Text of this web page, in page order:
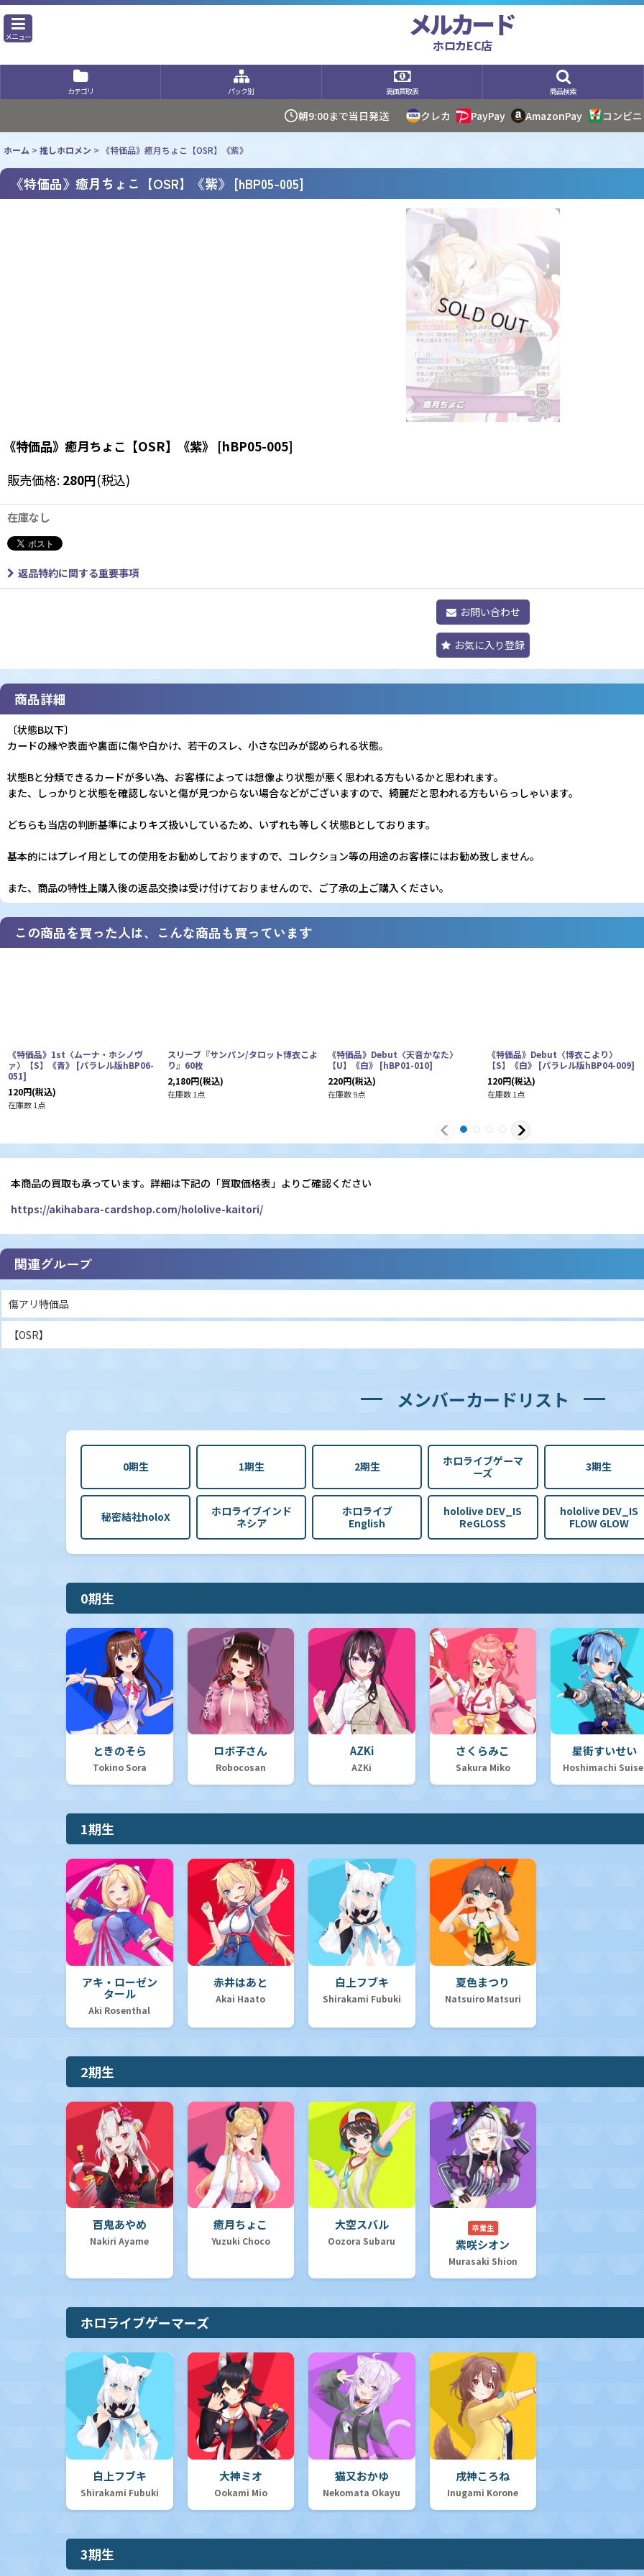
メニュー メルカード
ホロカEC店
カテゴリ パック別 高価買取表 商品検索
朝9:00まで当日発送 クレカ PayPay AmazonPay コンビニ
ホーム > 推しホロメン > 《特価品》癒月ちょこ【OSR】《紫》
《特価品》癒月ちょこ【OSR】《紫》 [hBP05-005]
《特価品》癒月ちょこ【OSR】《紫》 [hBP05-005]
販売価格: 280円(税込)
在庫なし
返品特約に関する重要事項
お問い合わせ
お気に入り登録
商品詳細
〔状態B以下〕
カードの縁や表面や裏面に傷や白かけ、若干のスレ、小さな凹みが認められる状態。
状態Bと分類できるカードが多い為、お客様によっては想像より状態が悪く思われる方もいるかと思われます。
また、しっかりと状態を確認しないと傷が見つからない場合などがございますので、綺麗だと思われる方もいらっしゃいます。
どちらも当店の判断基準によりキズ扱いしているため、いずれも等しく状態Bとしております。
基本的にはプレイ用としての使用をお勧めしておりますので、コレクション等の用途のお客様にはお勧め致しません。
また、商品の特性上購入後の返品交換は受け付けておりませんので、ご了承の上ご購入ください。
この商品を買った人は、こんな商品も買っています
《特価品》1st〈ムーナ・ホシノヴ
ァ〉【S】《青》 [パラレル版hBP06-
051]
120円(税込)
在庫数 1点
スリーブ『サンパン/タロット博衣こよ
り』60枚
2,180円(税込)
在庫数 1点
《特価品》Debut〈天音かなた〉
【U】《白》 [hBP01-010]
220円(税込)
在庫数 9点
《特価品》Debut〈博衣こより〉
【S】《白》 [パラレル版hBP04-009]
120円(税込)
在庫数 1点
本商品の買取も承っています。詳細は下記の「買取価格表」よりご確認ください
https://akihabara-cardshop.com/hololive-kaitori/
関連グループ
傷アリ特価品
【OSR】
メンバーカードリスト
0期生 1期生 2期生
ホロライブゲーマ
ーズ
3期生
秘密結社holoX
ホロライブインド
ネシア
ホロライブ
English
hololive DEV_IS
ReGLOSS
hololive DEV_IS
FLOW GLOW
0期生
ときのそら
Tokino Sora
ロボ子さん
Robocosan
AZKi
AZKi
さくらみこ
Sakura Miko
星街すいせい
Hoshimachi
1期生
アキ・ローゼン
タール
Aki Rosenthal
赤井はあと
Akai Haato
白上フブキ
Shirakami Fubuki
夏色まつり
Natsuiro Matsuri
2期生
百鬼あやめ
Nakiri Ayame
癒月ちょこ
Yuzuki Choco
大空スバル
Oozora Subaru
卒業生
紫咲シオン
Murasaki Shion
ホロライブゲーマーズ
白上フブキ
Shirakami Fubuki
大神ミオ
Ookami Mio
猫又おかゆ
Nekomata Okayu
戌神ころね
Inugami Korone
3期生